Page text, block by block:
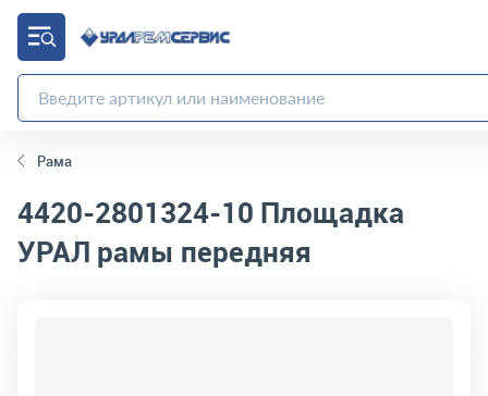
Рама
4420-2801324-10 Площадка
УРАЛ рамы передняя